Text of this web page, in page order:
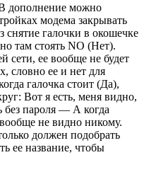
дополнение можно
модема закрывать
снятие галочки в окошечке
там стоять NO (Нет).
сети, ее вообще не будет
словно ее и нет для
галочка стоит (Да),
Вот я есть, меня видно,
без пароля — А когда
не видно никому.
должен подобрать
ее название, чтобы